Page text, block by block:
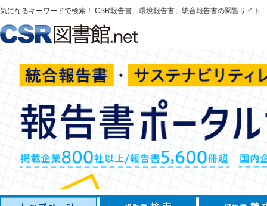
気になるキーワードで検索！ CSR報告書、環境報告書、統合報告書の閲覧サイト